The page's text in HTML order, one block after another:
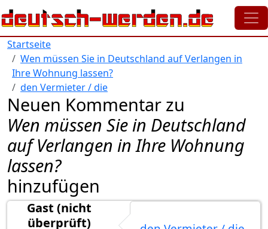
Direkt zum Inhalt
Startseite
Wen müssen Sie in Deutschland auf Verlangen in
Ihre Wohnung lassen?
den Vermieter / die
Neuen Kommentar zu
Wen müssen Sie in Deutschland
auf Verlangen in Ihre Wohnung
lassen?
hinzufügen
Gast (nicht
überprüft)